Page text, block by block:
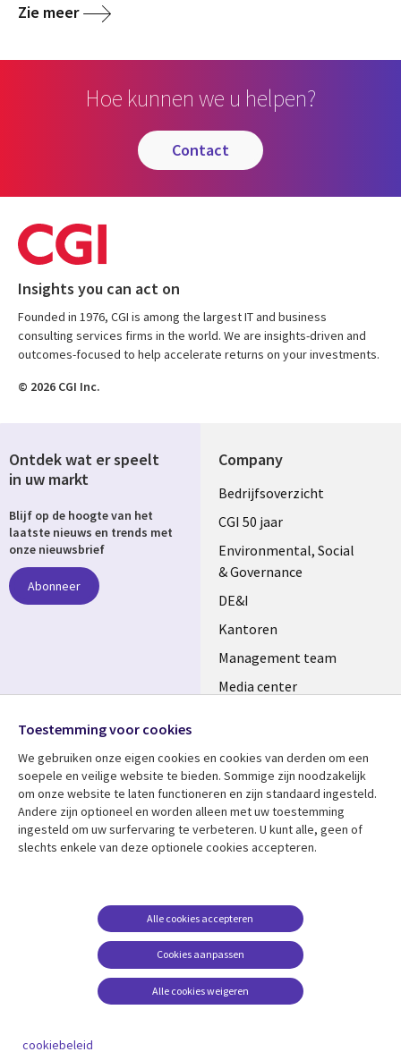
Zie meer
Hoe kunnen we u helpen?
contact
Insights you can act on
Founded in 1976, CGI is among the largest IT and business
consulting services firms in the world. We are insights-driven and
outcomes-focused to help accelerate returns on your investments.
© 2026 CGI Inc.
Company
Useful
links
NETHERLANDS
Bedrijfsoverzicht
CGI 50 jaar
Environmental, Social
& Governance
DE&I
Kantoren
Management team
Media center
Bekijk meer
Library
NETHERLANDS
Artikelen
Evenementen
Support
Legal
Disclaimer
Cookie management
Ontdek wat er speelt
in uw markt
Blijf op de hoogte van het
laatste nieuws en trends met
onze nieuwsbrief
Abonneer
Media
NETHERLANDS
Toestemming voor cookies
We gebruiken onze eigen cookies en cookies van derden om een ​​
soepele en veilige website te bieden. Sommige zijn noodzakelijk
om onze website te laten functioneren en zijn standaard ingesteld.
Andere zijn optioneel en worden alleen met uw toestemming
ingesteld om uw surfervaring te verbeteren. U kunt alle, geen of
slechts enkele van deze optionele cookies accepteren.
Cookies aanpassen
Alle cookies accepteren
Alle cookies weigeren
cookiebeleid